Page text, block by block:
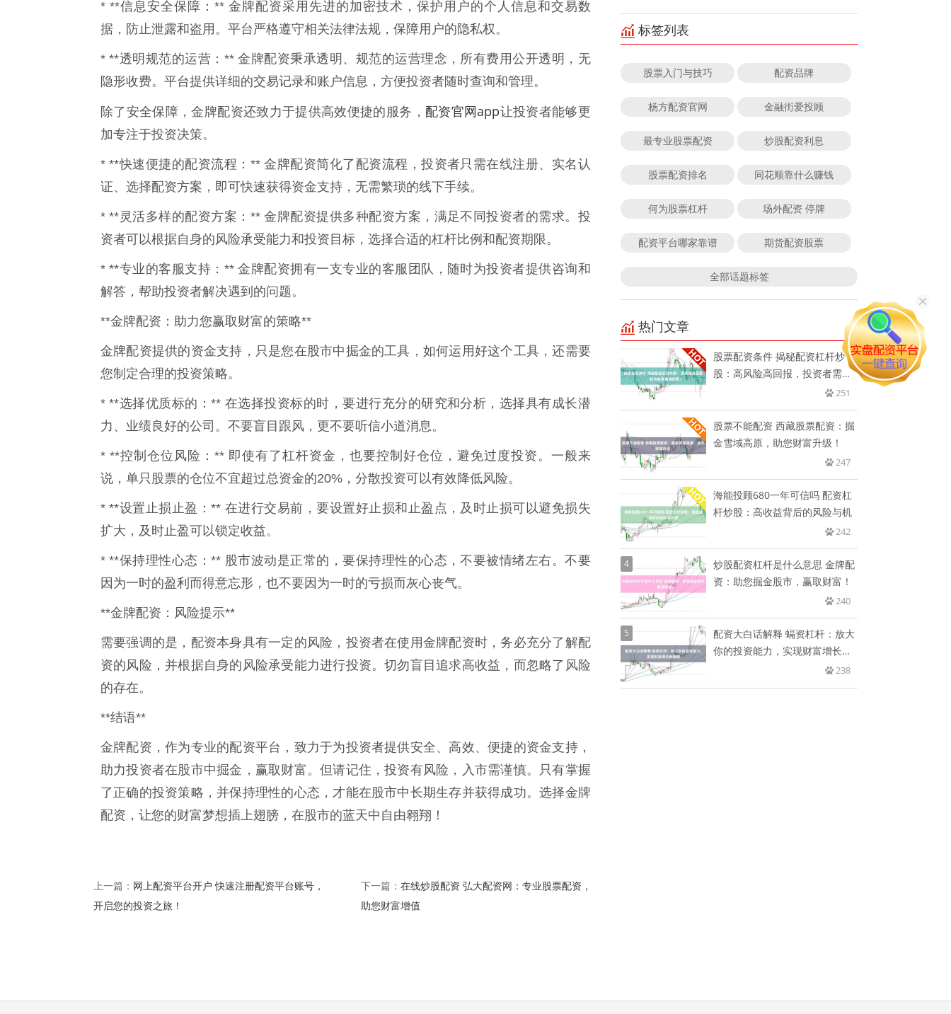
* **信息安全保障：** 金牌配资采用先进的加密技术，保护用户的个人信息和交易数
据，防止泄露和盗用。平台严格遵守相关法律法规，保障用户的隐私权。
* **透明规范的运营：** 金牌配资秉承透明、规范的运营理念，所有费用公开透明，无
隐形收费。平台提供详细的交易记录和账户信息，方便投资者随时查询和管理。
除了安全保障，金牌配资还致力于提供高效便捷的服务， 配资官网app让投资者能够更
加专注于投资决策。
* **快速便捷的配资流程：** 金牌配资简化了配资流程，投资者只需在线注册、实名认
证、选择配资方案，即可快速获得资金支持，无需繁琐的线下手续。
* **灵活多样的配资方案：** 金牌配资提供多种配资方案，满足不同投资者的需求。投
资者可以根据自身的风险承受能力和投资目标，选择合适的杠杆比例和配资期限。
* **专业的客服支持：** 金牌配资拥有一支专业的客服团队，随时为投资者提供咨询和
解答，帮助投资者解决遇到的问题。
**金牌配资：助力您赢取财富的策略**
金牌配资提供的资金支持，只是您在股市中掘金的工具，如何运用好这个工具，还需要
您制定合理的投资策略。
* **选择优质标的：** 在选择投资标的时，要进行充分的研究和分析，选择具有成长潜
力、业绩良好的公司。不要盲目跟风，更不要听信小道消息。
* **控制仓位风险：** 即使有了杠杆资金，也要控制好仓位，避免过度投资。一般来
说，单只股票的仓位不宜超过总资金的20%，分散投资可以有效降低风险。
* **设置止损止盈：** 在进行交易前，要设置好止损和止盈点，及时止损可以避免损失
扩大，及时止盈可以锁定收益。
* **保持理性心态：** 股市波动是正常的，要保持理性的心态，不要被情绪左右。不要
因为一时的盈利而得意忘形，也不要因为一时的亏损而灰心丧气。
**金牌配资：风险提示**
需要强调的是，配资本身具有一定的风险，投资者在使用金牌配资时，务必充分了解配
资的风险，并根据自身的风险承受能力进行投资。切勿盲目追求高收益，而忽略了风险
的存在。
**结语**
金牌配资，作为专业的配资平台，致力于为投资者提供安全、高效、便捷的资金支持，
助力投资者在股市中掘金，赢取财富。但请记住，投资有风险，入市需谨慎。只有掌握
了正确的投资策略，并保持理性的心态，才能在股市中长期生存并获得成功。选择金牌
配资，让您的财富梦想插上翅膀，在股市的蓝天中自由翱翔！
上一篇： 网上配资平台开户 快速注册配资平台账号，
开启您的投资之旅！
下一篇： 在线炒股配资 弘大配资网：专业股票配资，
助您财富增值
标签列表
股票入门与技巧 配资品牌
杨方配资官网 金融街爱投顾
最专业股票配资 炒股配资利息
股票配资排名 同花顺靠什么赚钱
何为股票杠杆 场外配资 停牌
配资平台哪家靠谱 期货配资股票
全部话题标签
热门文章
股票配资条件 揭秘配资杠杆炒
股：高风险高回报，投资者需谨
251
股票不能配资 西藏股票配资：掘
金雪域高原，助您财富升级！
247
海能投顾680一年可信吗 配资杠
杆炒股：高收益背后的风险与机
242
4
炒股配资杠杆是什么意思 金牌配
资：助您掘金股市，赢取财富！
240
5
配资大白话解释 螎资杠杆：放大
你的投资能力，实现财富增长新
238